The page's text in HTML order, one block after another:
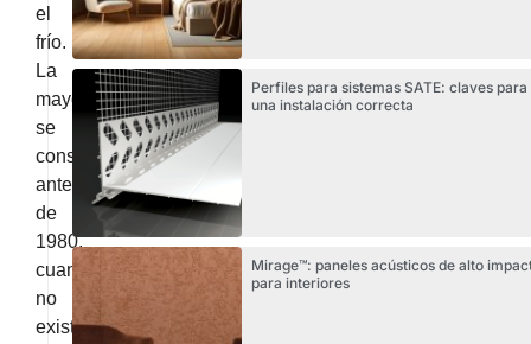
el
frío.
La
mayoría
se
construyeron
antes
de
1980,
cuando
no
existían
Perfiles para sistemas SATE: claves para
una instalación correcta
Mirage™: paneles acústicos de alto
para interiores